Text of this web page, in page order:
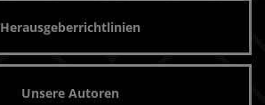
Herausgeberrichtlinien
Unsere Autoren